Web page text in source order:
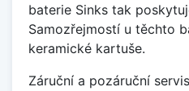
baterie Sinks tak
Samozřejmostí u těchto
keramické kartuše.
Záruční a pozáruční